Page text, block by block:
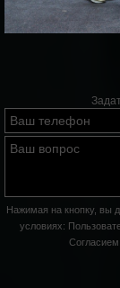
Нажимая на кнопку, вы
условиях: